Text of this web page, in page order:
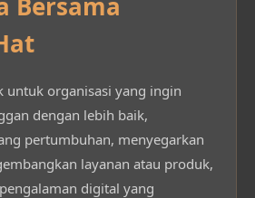
untuk organisasi yang ingin
dengan lebih baik,
pertumbuhan, menyegarkan
layanan atau produk,
digital yang